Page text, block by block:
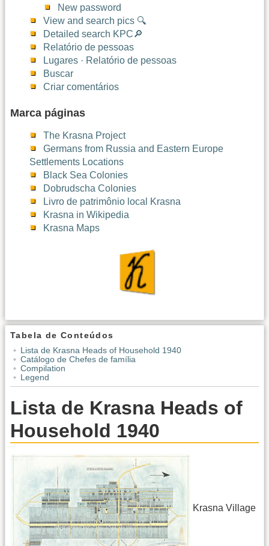
New password
View and search pics 🔍
Detailed search KPC🔎
Relatório de pessoas
Lugares · Relatório de pessoas
Buscar
Criar comentários
Marca páginas
The Krasna Project
Germans from Russia and Eastern Europe
Settlements Locations
Black Sea Colonies
Dobrudscha Colonies
Livro de patrimônio local Krasna
Krasna in Wikipedia
Krasna Maps
Tabela de Conteúdos
Lista de Krasna Heads of Household 1940
Catálogo de Chefes de família
Compilation
Legend
Lista de Krasna Heads of
Household 1940
Krasna Village